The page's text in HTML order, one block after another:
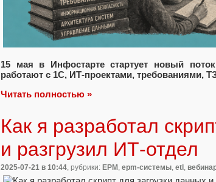
15 мая в Инфостарте стартует новый
работают с 1С, ИТ-проектами, требованиями,
Читать полностью »
Как я разработал
и разгрузил ИТ-отдел
2025-07-21 в 10:44, рубрики: EPM , epm-системы, etl ,